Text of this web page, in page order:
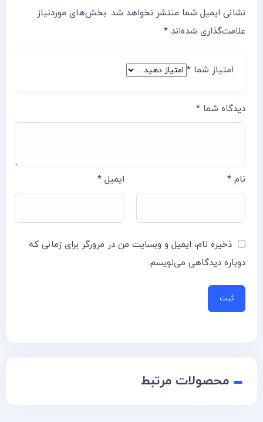
نشانی ایمیل شما منتشر نخواهد شد. بخش‌های موردنیاز
علامت‌گذاری شده‌اند *
امتیاز شما *
دیدگاه شما *
نام * ایمیل*
ذخیره نام، ایمیل و وبسایت من در مرورگر برای زمانی که
دوباره دیدگاهی می‌نویسم.
محصولات مرتبط